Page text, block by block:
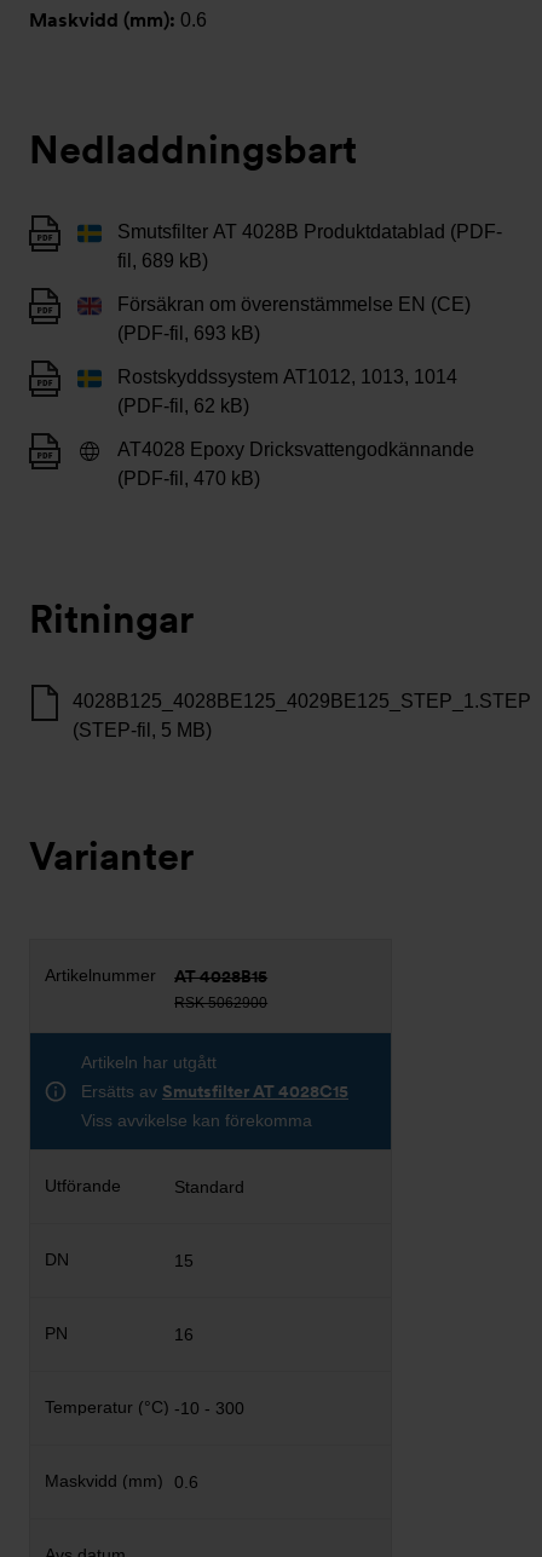
Maskvidd (mm): 0.6
Nedladdningsbart
Smutsfilter AT 4028B Produktdatablad (PDF-
fil, 689 kB)
Försäkran om överenstämmelse EN (CE)
(PDF-fil, 693 kB)
Rostskyddssystem AT1012, 1013, 1014
(PDF-fil, 62 kB)
AT4028 Epoxy Dricksvattengodkännande
(PDF-fil, 470 kB)
Ritningar
4028B125_4028BE125_4029BE125_STEP_1.STEP
(STEP-fil, 5 MB)
Varianter
AT 4028B15
RSK 5062900
Artikeln har utgått
Ersätts av Smutsfilter AT 4028C15
Viss avvikelse kan förekomma
Standard
15
16
-10 - 300
0.6